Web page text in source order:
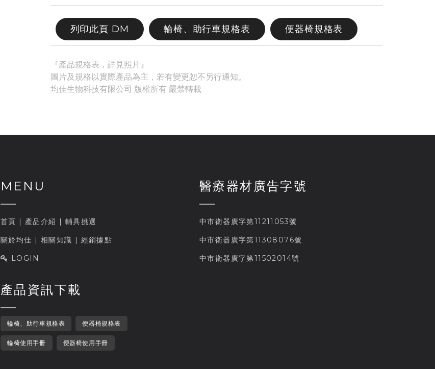
列印此頁 DM 輪椅、助行車規格表 便器椅規格表
『產品規格表，詳見照片』
圖片及規格以實際產品為主，若有變更恕不另行通知。
均佳生物科技有限公司 版權所有 嚴禁轉載
MENU
首頁 | 產品介紹 | 輔具挑選
關於均佳 | 相關知識 | 經銷據點
LOGIN
產品資訊下載
輪椅、助行車規格表 便器椅規格表
輪椅使用手冊 便器椅使用手冊
醫療器材廣告字號
中市衛器廣字第11211053號
中市衛器廣字第11308076號
中市衛器廣字第11502014號